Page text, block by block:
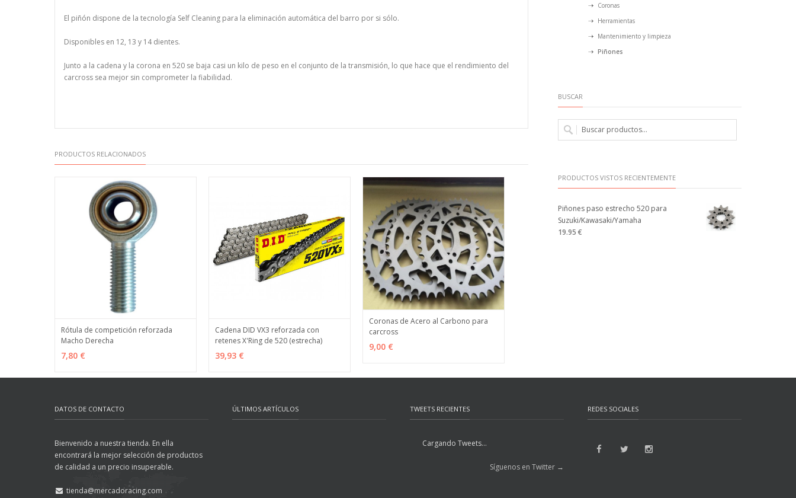
El piñón dispone de la tecnología Self Cleaning para la eliminación automática del barro por si sólo.
Disponibles en 12, 13 y 14 dientes.
Junto a la cadena y la corona en 520 se baja casi un kilo de peso en el conjunto de la transmisión, lo que hace que el rendimiento del
carcross sea mejor sin comprometer la fiabilidad.
PRODUCTOS RELACIONADOS
VER OPCIONES
Rótula de competición reforzada
Macho Derecha
7,80 €
VER OPCIONES MÁS INFO
Cadena DID VX3 reforzada con
retenes X'Ring de 520 (estrecha)
39,93 €
VER OPCIONES
Coronas de Acero al Carbono para
carcross
9,00 €
Coronas
Herramientas
Mantenimiento y limpieza
Piñones
BUSCAR
PRODUCTOS VISTOS RECIENTEMENTE
Piñones paso estrecho 520 para
Suzuki/Kawasaki/Yamaha
19.95 €
DATOS DE CONTACTO
Bienvenido a nuestra tienda. En ella
encontrará la mejor selección de productos
de calidad a un precio insuperable.
tienda@mercadoracing.com
ÚLTIMOS ARTÍCULOS TWEETS RECIENTES
Cargando Tweets...
Síguenos en Twitter →
REDES SOCIALES